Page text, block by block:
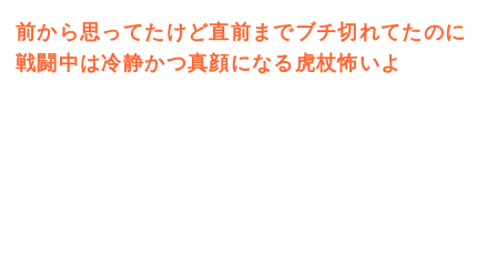
前から思ってたけど直前までブチ切れてたのに
戦闘中は冷静かつ真顔になる虎杖怖いよ